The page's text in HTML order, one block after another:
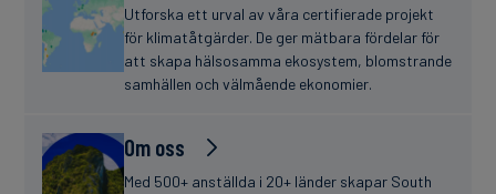
Utforska ett urval av våra certifierade projekt
för klimatåtgärder. De ger mätbara fördelar för
att skapa hälsosamma ekosystem, blomstrande
samhällen och välmående ekonomier.
Om oss
Med 500+ anställda i 20+ länder skapar South